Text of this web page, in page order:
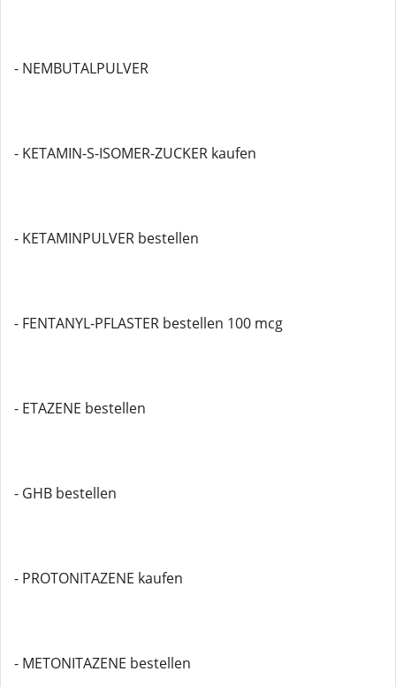
- NEMBUTALPULVER
- KETAMIN-S-ISOMER-ZUCKER kaufen
- KETAMINPULVER bestellen
- FENTANYL-PFLASTER bestellen 100 mcg
- ETAZENE bestellen
- GHB bestellen
- PROTONITAZENE kaufen
- METONITAZENE bestellen